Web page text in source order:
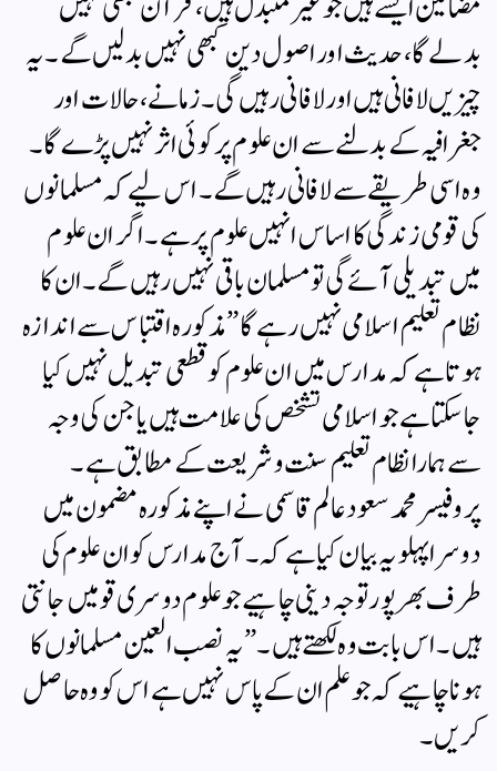
بدلے گا ،حدیث اور اصول دین کبھی نہیں بدلیں گے ۔ یہ
چیزیں لافانی ہیں اور لافانی رہیں گی۔ زمانے ، حالات اور
جغرافیہ کے بدلنے سے ان علوم پر کوئی اثر نہیں پڑے گا ۔
وہ اسی طریقے سے لافانی رہیں گے۔ اس لیے کہ مسلمانوں
کی قومی زندگی کا اساس انہیں علوم پر ہے۔ اگر ان علوم
میں تبدیلی آ ئے گی تو مسلمان باقی نہیں رہیں گے۔ ان کا
نظام تعلیم اسلامی نہیں رہے گا” مذکورہ اقتباس سے اندازہ
ہوتا ہے کہ مدارس میں ان علوم کو قطعی تبدیل نہیں کیا
جاسکتا ہے جو اسلامی تشخص کی علامت ہیں یا جن کی وجہ
سے ہمارا نظام تعلیم سنت و شریعت کے مطابق ہے۔
پروفیسر محمد سعود عالم قاسمی نے اپنے مذکورہ مضمون میں
دوسرا پہلو یہ بیان کیا ہے کہ ۔ آ ج مدارس کو ان علوم کی
طرف بھر پور توجہ دینی چاہیے جو علوم دوسری قومیں جانتی
ہیں۔ اس بابت وہ لکھتے ہیں۔ ” یہ نصب العین مسلمانوں کا
ہونا چاہیے کہ جو علم ان کے پاس نہیں ہے اس کو وہ حاصل
کریں۔